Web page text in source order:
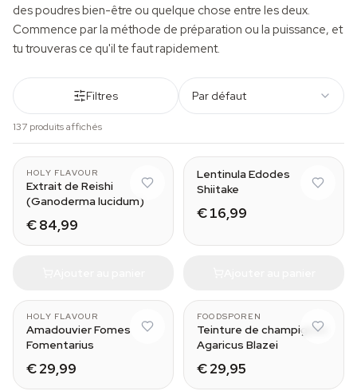
des poudres bien-être ou quelque chose entre les deux.
Commence par la méthode de préparation ou la puissance, et
tu trouveras ce qu'il te faut rapidement.
Filtres Par défaut
137 produits affichés
HOLY FLAVOUR
Extrait de Reishi
(Ganoderma lucidum)
€ 84,99
Lentinula Edodes
Shiitake
€ 16,99
HOLY FLAVOUR
Amadouvier Fomes
Fomentarius
€ 29,99
FOODSPOREN
Teinture de champignon
Agaricus Blazei
€ 29,95